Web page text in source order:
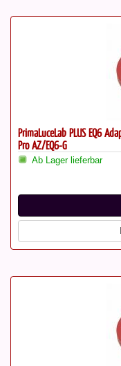
PrimaLuceLab PLUS EQ6
Pro AZ/EQ6-G
Ab Lager lieferbar